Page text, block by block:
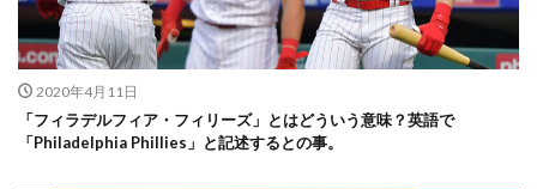
2020年4月11日
「フィラデルフィア・フィリーズ」とはどういう意味？英語で
「Philadelphia Phillies」と記述するとの事。